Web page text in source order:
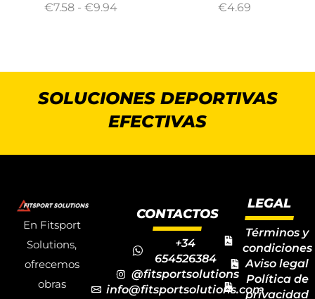
€7.58 - €9.94 €4.69
SOLUCIONES DEPORTIVAS
EFECTIVAS
En Fitsport
Solutions,
ofrecemos
obras
CONTACTOS
+34
654526384
@fitsportsolutions
info@fitsportsolutions.com
LEGAL
Términos y
condiciones
Aviso legal
Política de
privacidad